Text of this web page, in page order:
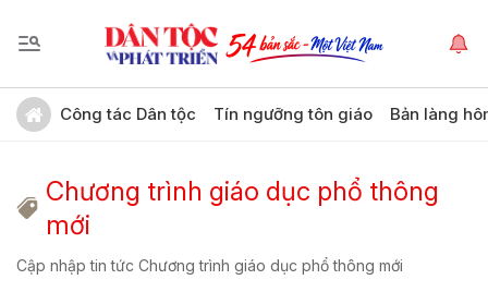
Công tác Dân tộc Tín ngưỡng tôn giáo Bản làng
Chương trình giáo dục phổ thông
mới
Cập nhập tin tức Chương trình giáo dục phổ thông mới